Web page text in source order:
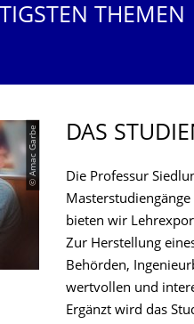
THEMEN
© Amac Garbe DAS
Die Professur
bieten wir
Zur Herstellung
Behörden,
wertvollen und
Ergänzt wird das